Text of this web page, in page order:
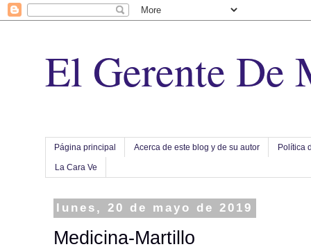
El Gerente De
Página principal Acerca de este blog y de su autor Política
La Cara Ve
lunes, 20 de mayo de 2019
Medicina-Martillo